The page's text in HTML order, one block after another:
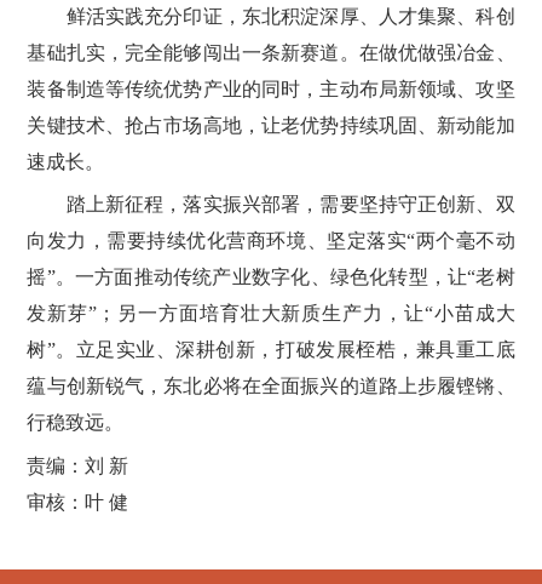
鲜活实践充分印证，东北积淀深厚、人才集聚、科创
基础扎实，完全能够闯出一条新赛道。在做优做强冶金、
装备制造等传统优势产业的同时，主动布局新领域、攻坚
关键技术、抢占市场高地，让老优势持续巩固、新动能加
速成长。
踏上新征程，落实振兴部署，需要坚持守正创新、双
向发力，需要持续优化营商环境、坚定落实“两个毫不动
摇”。一方面推动传统产业数字化、绿色化转型，让“老树
发新芽”；另一方面培育壮大新质生产力，让“小苗成大
树”。立足实业、深耕创新，打破发展桎梏，兼具重工底
蕴与创新锐气，东北必将在全面振兴的道路上步履铿锵、
行稳致远。
责编：刘 新
审核：叶 健